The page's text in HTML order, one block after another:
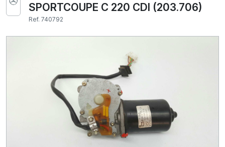
SPORTCOUPE C 220 CDI (203.706)
Ref. 740792